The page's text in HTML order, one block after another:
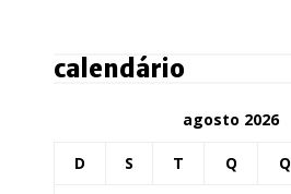
calendário
agosto 2026
D S T Q Q